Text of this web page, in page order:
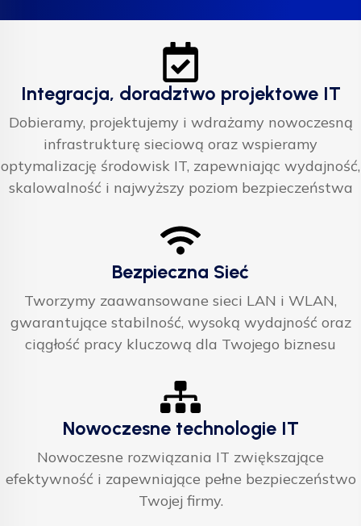
Integracja, doradztwo projektowe IT
Dobieramy, projektujemy i wdrażamy nowoczesną
infrastrukturę sieciową oraz wspieramy
optymalizację środowisk IT, zapewniając wydajność,
skalowalność i najwyższy poziom bezpieczeństwa
Bezpieczna Sieć
Tworzymy zaawansowane sieci LAN i WLAN,
gwarantujące stabilność, wysoką wydajność oraz
ciągłość pracy kluczową dla Twojego biznesu
Nowoczesne technologie IT
Nowoczesne rozwiązania IT zwiększające
efektywność i zapewniające pełne bezpieczeństwo
Twojej firmy.